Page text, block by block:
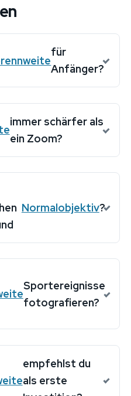
für
Anfänger?
immer schärfer als
ein Zoom?
Normalobjektiv?
Sportereignisse
fotografieren?
empfehlst du
als erste